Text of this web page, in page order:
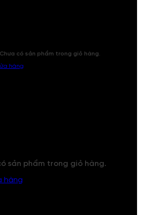
Chưa có sản phẩm trong giỏ hàng.
hàng
sản phẩm trong giỏ hàng.
hàng